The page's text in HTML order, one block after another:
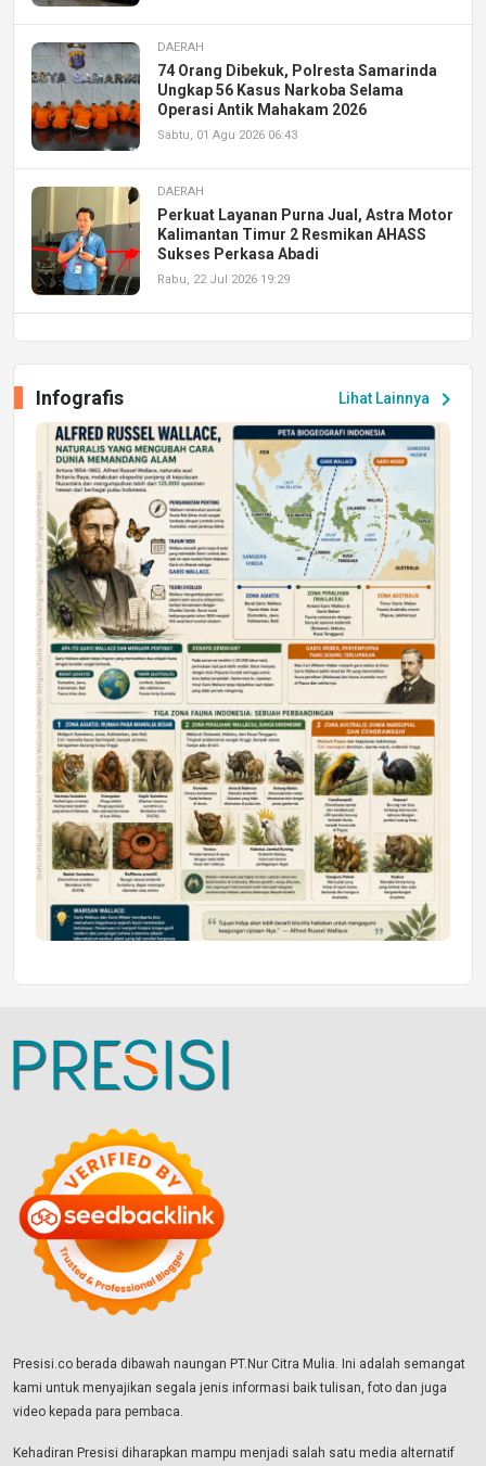
DAERAH
74 Orang Dibekuk, Polresta Samarinda
Ungkap 56 Kasus Narkoba Selama
Operasi Antik Mahakam 2026
Sabtu, 01 Agu 2026 06:43
DAERAH
Perkuat Layanan Purna Jual, Astra Motor
Kalimantan Timur 2 Resmikan AHASS
Sukses Perkasa Abadi
Rabu, 22 Jul 2026 19:29
Peluang Kerja dan Magang
Jumat, 17 Jul 2026 22:30
DAERAH
Astra Motor Kalimantan Timur 2 Dukung
Mahasiswa Samarinda dalam Astra
Honda SDGs Future Leaders 2026
Jumat, 10 Jul 2026 19:01
Lihat Lainnya chevron_right
Infografis
Presisi.co berada dibawah naungan PT.Nur Citra Mulia. Ini adalah semangat
kami untuk menyajikan segala jenis informasi baik tulisan, foto dan juga
video kepada para pembaca.
Kehadiran Presisi diharapkan mampu menjadi salah satu media alternatif